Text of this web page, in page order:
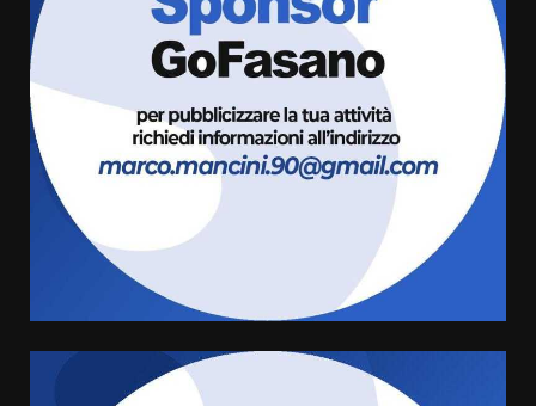
Grazia Neglia, coordinatrice
cittadina di Fratelli d’Italia,
pronta a tornare in Consiglio
comunale
6 Agosto 2026 08:00
Cura dei beni comuni e
cittadinanza attiva: online
l’avviso per la gestione
condivisa della Villetta di
assoluta de “L’Albergo
Belvedere. Il rapimento”